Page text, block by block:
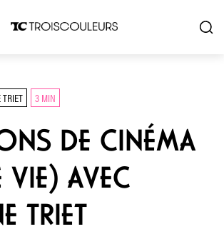
TRIET 3 MIN
DE CINÉMA
VIE) AVEC
TRIET